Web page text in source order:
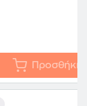
Προσθήκη